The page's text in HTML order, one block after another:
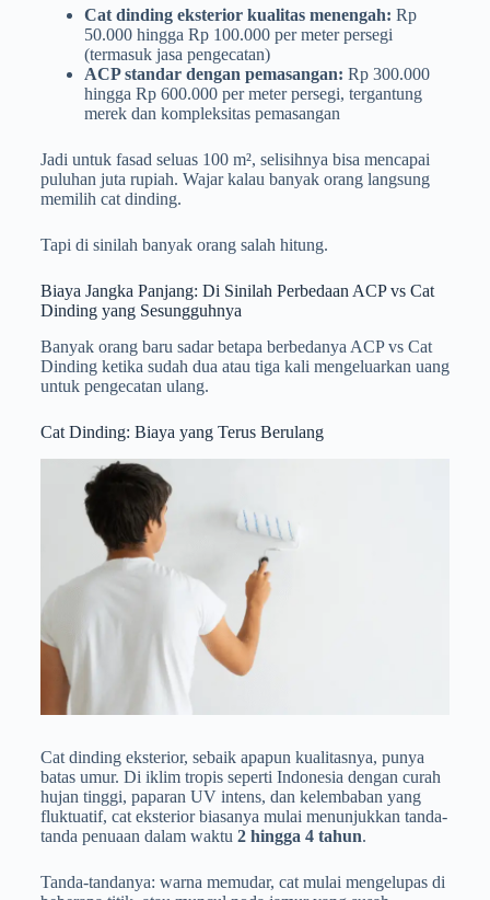
Cat dinding eksterior kualitas menengah: Rp
50.000 hingga Rp 100.000 per meter persegi
(termasuk jasa pengecatan)
ACP standar dengan pemasangan: Rp 300.000
hingga Rp 600.000 per meter persegi, tergantung
merek dan kompleksitas pemasangan
Jadi untuk fasad seluas 100 m², selisihnya bisa mencapai
puluhan juta rupiah. Wajar kalau banyak orang langsung
memilih cat dinding.
Tapi di sinilah banyak orang salah hitung.
Biaya Jangka Panjang: Di Sinilah Perbedaan ACP vs Cat
Dinding yang Sesungguhnya
Banyak orang baru sadar betapa berbedanya ACP vs Cat
Dinding ketika sudah dua atau tiga kali mengeluarkan uang
untuk pengecatan ulang.
Cat Dinding: Biaya yang Terus Berulang
Cat dinding eksterior, sebaik apapun kualitasnya, punya
batas umur. Di iklim tropis seperti Indonesia dengan curah
hujan tinggi, paparan UV intens, dan kelembaban yang
fluktuatif, cat eksterior biasanya mulai menunjukkan tanda-
tanda penuaan dalam waktu 2 hingga 4 tahun.
Tanda-tandanya: warna memudar, cat mulai mengelupas di